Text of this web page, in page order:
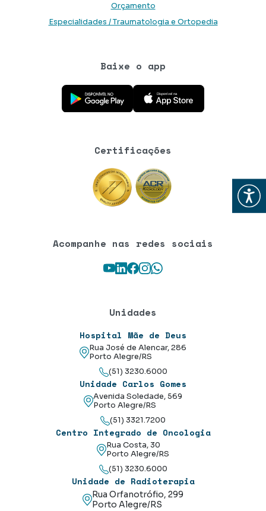
Abrir
Orçamento
Especialidades / Traumatologia e Ortopedia
Baixe o app
Baixe o aplicativo na Google Play Store
Baixe o aplicativo na App Store
Certificações
Acompanhe nas redes sociais
Youtube
LinkedIn
Facebook
Instagram
WhatsApp
Unidades
Hospital Mãe de Deus
Rua José de Alencar, 286
Porto Alegre/RS
(51) 3230.6000
Unidade Carlos Gomes
Avenida Soledade, 569
Porto Alegre/RS
(51) 3321.7200
Centro Integrado de Oncologia
Rua Costa, 30
Porto Alegre/RS
(51) 3230.6000
Unidade de Radioterapia
Rua Orfanotrófio, 299
Porto Alegre/RS